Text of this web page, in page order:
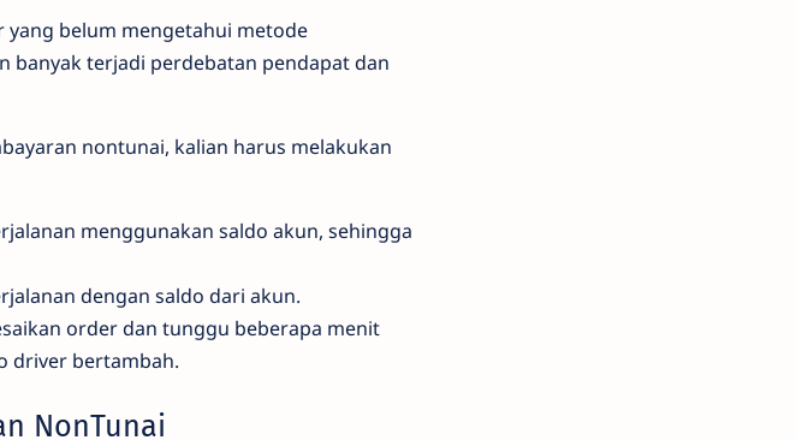
belum mengetahui metode
banyak terjadi perdebatan pendapat dan
nontunai, kalian harus melakukan
menggunakan saldo akun, sehingga
dengan saldo dari akun.
order dan tunggu beberapa menit
driver bertambah.
NonTunai